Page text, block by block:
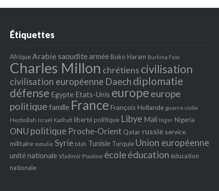
Étiquettes
AfriqueArabie saoudite armée Boko Haram Burkina Faso
Charles Millon chrétiens civilisation
civilisation européenne Daech diplomatie
défense Egypte Etats‐Unis europeeurope
politique famille France François Hollande guerre civile
Hezbollah Israël Kadhafi liberté politique Libye Mali Niger Nigeria
ONU politique Proche-Orient Qatar russie service
militaire somalie Syrie tdah Tunisie Turquie Union européenne
unité nationale Vladimir Poutine écoleéducation éducation
nationale